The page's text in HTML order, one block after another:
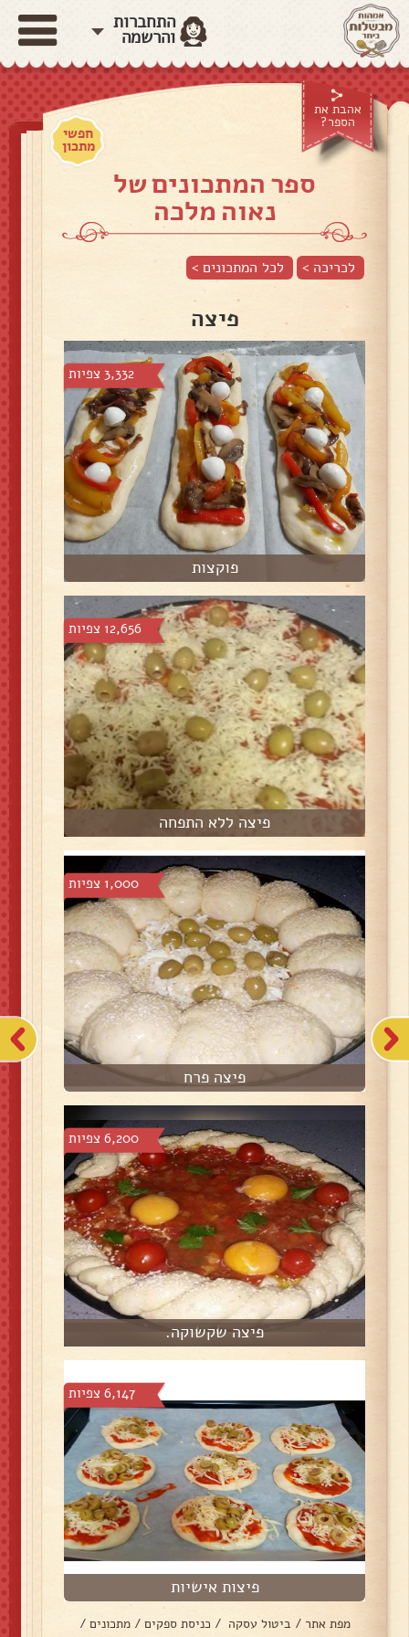
התחברות
והרשמה
אהבת את
הספר?
חפשי
מתכון
ספר המתכונים של
נאוה מלכה
לכריכה > לכל המתכונים >
פיצה
3,332 צפיות
פוקצות
12,656 צפיות
פיצה ללא התפחה
1,000 צפיות
פיצה פרח
6,200 צפיות
פיצה שקשוקה.
6,147 צפיות
פיצות אישיות
מפת אתר / ביטול עסקה / כניסת ספקים / מתכונים /